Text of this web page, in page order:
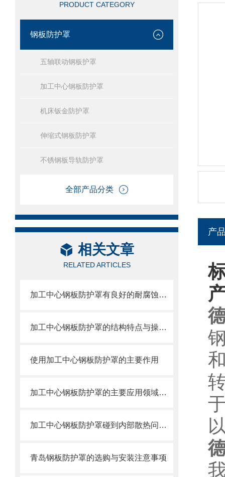
PRODUCT CATEGORY
钢板防护罩
五轴联动钢板护罩
加工中心钢板防护罩
机床钣金防护罩
伸缩式钢板防护罩
不锈钢板导轨防护罩
全部产品分类
相关文章
RELATED ARTICLES
加工中心钢板防护罩有良好的耐腐蚀性，能在各种环境下长时间使用
加工中心钢板防护罩的结构特点与操作维护方式
使用加工中心钢板防护罩的主要作用
加工中心钢板防护罩的主要应用领域和产品的主要特性
加工中心钢板防护罩碰到内部散热问题改怎么办？这篇文章告诉你
青岛钢板防护罩的选购与安装注意事项
产